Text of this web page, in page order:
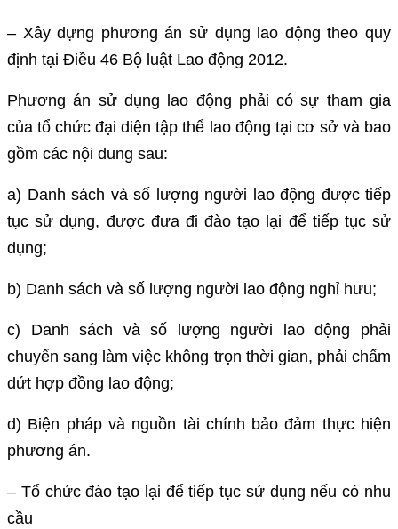
– Xây dựng phương án sử dụng lao động theo quy
định tại Điều 46 Bộ luật Lao động 2012.
Phương án sử dụng lao động phải có sự tham gia
của tổ chức đại diện tập thể lao động tại cơ sở và bao
gồm các nội dung sau:
a) Danh sách và số lượng người lao động được tiếp
tục sử dụng, được đưa đi đào tạo lại để tiếp tục sử
dụng;
b) Danh sách và số lượng người lao động nghỉ hưu;
c) Danh sách và số lượng người lao động phải
chuyển sang làm việc không trọn thời gian, phải chấm
dứt hợp đồng lao động;
d) Biện pháp và nguồn tài chính bảo đảm thực hiện
phương án.
– Tổ chức đào tạo lại để tiếp tục sử dụng nếu có nhu
cầu